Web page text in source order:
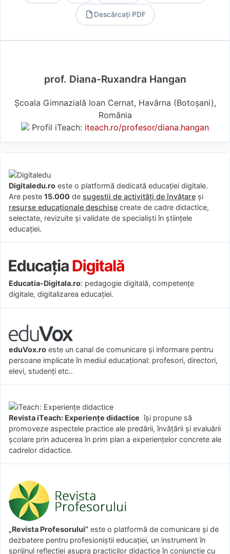
Descărcați PDF
prof. Diana-Ruxandra Hangan
Școala Gimnazială Ioan Cernat, Havârna (Botoşani),
România
Profil iTeach: iteach.ro/profesor/diana.hangan
Digitaledu.ro este o platformă dedicată educației digitale.
Are peste 15.000 de sugestii de activități de învățare și
resurse educaționale deschise create de cadre didactice,
selectate, revizuite și validate de specialiști în științele
educației.
Educatia-Digitala.ro: pedagogie digitală, competențe
digitale, digitalizarea educației.
eduVox.ro este un canal de comunicare și informare pentru
persoane implicate în mediul educațional: profesori, directori,
elevi, studenți etc..
Revista iTeach: Experienţe didactice îşi propune să
promoveze aspectele practice ale predării, învăţării şi evaluării
şcolare prin aducerea în prim plan a experienţelor concrete ale
cadrelor didactice.
„Revista Profesorului” este o platformă de comunicare și de
dezbatere pentru profesioniștii educației, un instrument în
sprijinul reflecției asupra practicilor didactice în conjuncție cu